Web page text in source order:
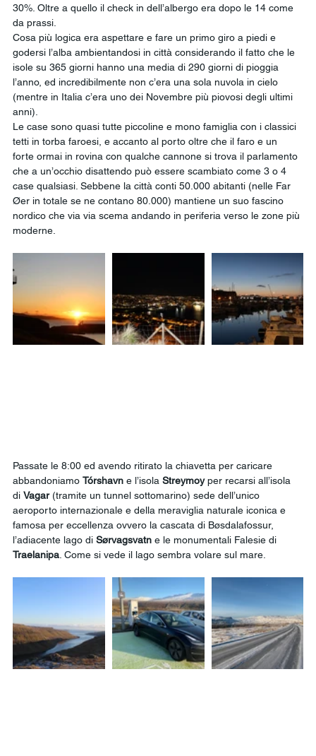
30%. Oltre a quello il check in dell’albergo era dopo le 14 come
da prassi.
Cosa più logica era aspettare e fare un primo giro a piedi e
godersi l’alba ambientandosi in città considerando il fatto che le
isole su 365 giorni hanno una media di 290 giorni di pioggia
l’anno, ed incredibilmente non c’era una sola nuvola in cielo
(mentre in Italia c’era uno dei Novembre più piovosi degli ultimi
anni).
Le case sono quasi tutte piccoline e mono famiglia con i classici
tetti in torba faroesi, e accanto al porto oltre che il faro e un
forte ormai in rovina con qualche cannone si trova il parlamento
che a un’occhio disattendo può essere scambiato come 3 o 4
case qualsiasi. Sebbene la città conti 50.000 abitanti (nelle Far
Øer in totale se ne contano 80.000) mantiene un suo fascino
nordico che via via scema andando in periferia verso le zone più
moderne.
Passate le 8:00 ed avendo ritirato la chiavetta per caricare
abbandoniamo Tórshavn e l’isola Streymoy per recarsi all’isola
di Vagar (tramite un tunnel sottomarino) sede dell’unico
aeroporto internazionale e della meraviglia naturale iconica e
famosa per eccellenza ovvero la cascata di Bøsdalafossur,
l’adiacente lago di Sørvagsvatn e le monumentali Falesie di
Traelanipa. Come si vede il lago sembra volare sul mare.